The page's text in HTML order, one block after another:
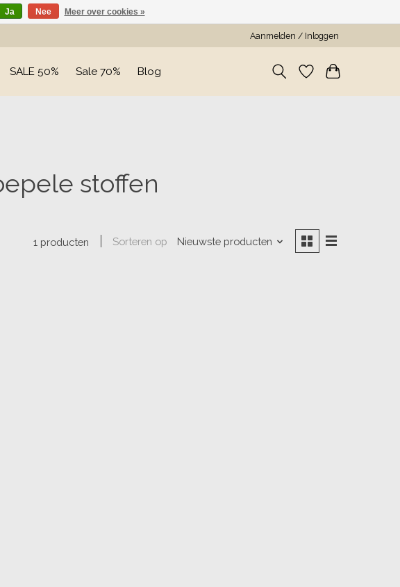
Aanmelden / Inloggen
SALE 50% Sale 70% Blog
stoffen
1 producten Sorteren op Nieuwste producten
Ja Nee Meer over cookies »